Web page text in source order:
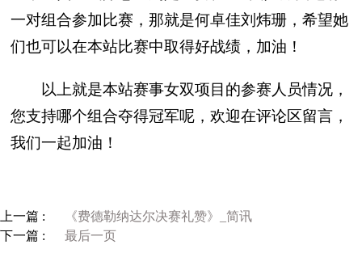
一对组合参加比赛，那就是何卓佳刘炜珊，希望她
们也可以在本站比赛中取得好战绩，加油！
以上就是本站赛事女双项目的参赛人员情况，
您支持哪个组合夺得冠军呢，欢迎在评论区留言，
我们一起加油！
上一篇 :
《费德勒纳达尔决赛礼赞》_简讯
下一篇 :
最后一页